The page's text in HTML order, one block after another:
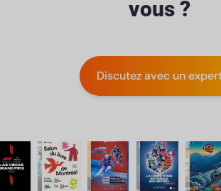
vous ?
Discutez avec un